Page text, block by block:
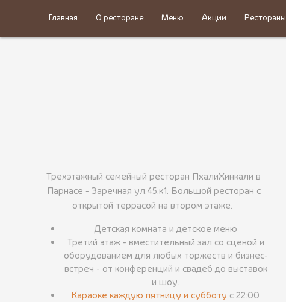
Главная О ресторане Меню Акции Рестораны
Трехэтажный семейный ресторан ПхалиХинкали в
Парнасе - Заречная ул.45.к1. Большой ресторан с
открытой террасой на втором этаже.
Детская комната и детское меню
Третий этаж - вместительный зал со сценой и
оборудованием для любых торжеств и бизнес-
встреч - от конференций и свадеб до выставок
и шоу.
Караоке каждую пятницу и субботу с 22:00